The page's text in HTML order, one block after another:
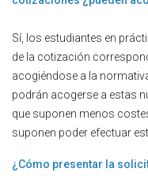
Sí, los estudiantes en
de la cotización
acogiéndose a la
podrán acogerse a estas
que suponen menos
suponen poder efectuar
¿Cómo presentar la